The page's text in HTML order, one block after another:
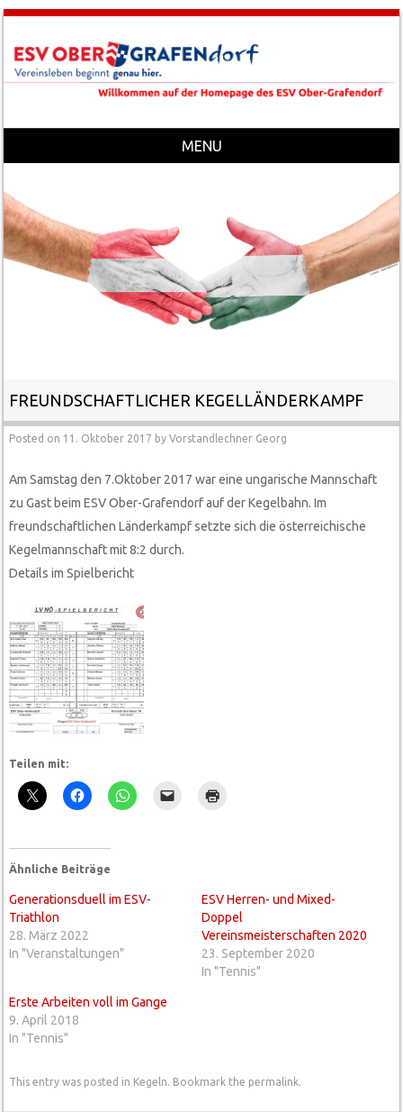
MENU
FREUNDSCHAFTLICHER KEGELLÄNDERKAMPF
Posted on 11. Oktober 2017 byVorstandlechner Georg
Am Samstag den 7.Oktober 2017 war eine ungarischeMannschaft
zu Gast beim ESV Ober-Grafendorf auf der Kegelbahn. Im
freundschaftlichen Länderkampf setzte sich die österreichische
Kegelmannschaft mit 8:2 durch.
Details im Spielbericht
Teilen mit:
Ähnliche Beiträge
Generationsduell im ESV-
Triathlon
28. März 2022
In "Veranstaltungen"
ESV Herren- und Mixed-
Doppel
Vereinsmeisterschaften 2020
23. September 2020
In "Tennis"
Erste Arbeiten voll im Gange
9. April 2018
In "Tennis"
This entry was posted in Kegeln. Bookmark the permalink.